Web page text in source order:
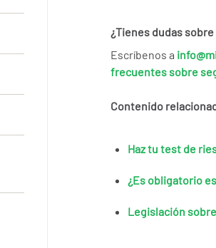
¿Tienes dudas
Escríbenos a
frecuentes sobre
Contenido
Haz tu test de
¿Es obligatorio
Legislación